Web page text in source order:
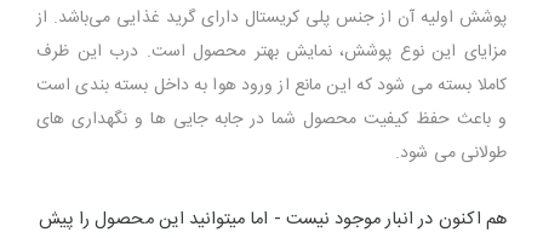
پوشش اولیه آن از جنس پلی کریستال دارای گرید غذایی می‌باشد. از
مزایای این نوع پوشش، نمایش بهتر محصول است. درب این ظرف
کاملا بسته می شود که این مانع از ورود هوا به داخل بسته بندی است
و باعث حفظ کیفیت محصول شما در جابه جایی ها و نگهداری های
طولانی می شود.
هم اکنون در انبار موجود نیست - اما میتوانید این محصول را پیش